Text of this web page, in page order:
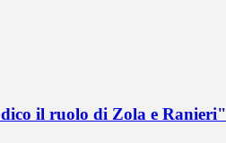
il ruolo di Zola e Ranieri"